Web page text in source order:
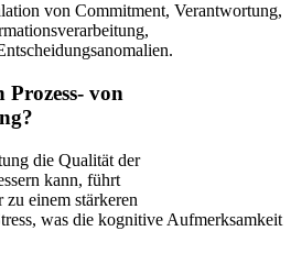
von Commitment, Verantwortung,
Prozess- von
die Qualität der
kann, führt
einem stärkeren
was die kognitive Aufmerksamkeit